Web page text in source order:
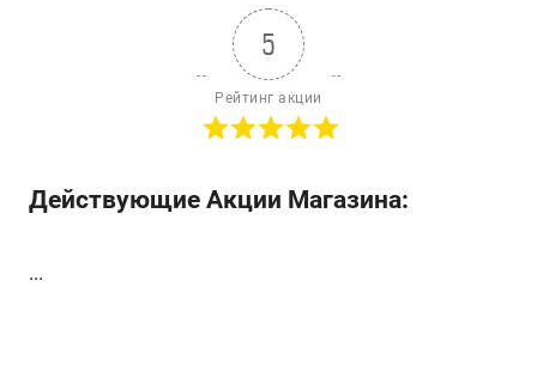
5
Рейтинг акции
Действующие Акции Магазина:
...